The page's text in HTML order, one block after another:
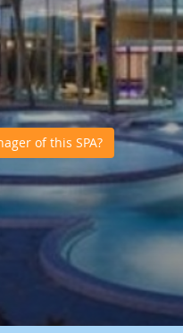
of this SPA?